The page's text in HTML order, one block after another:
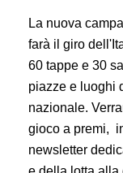
La nuova
farà il giro
60 tappe e 30
piazze e luoghi
nazionale.
gioco a premi,
newsletter